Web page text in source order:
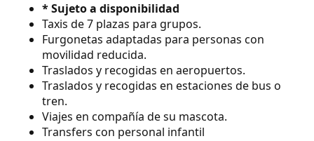
* Sujeto a disponibilidad
Taxis de 7 plazas para grupos.
Furgonetas adaptadas para personas con
movilidad reducida.
Traslados y recogidas en aeropuertos.
Traslados y recogidas en estaciones de bus o
tren.
Viajes en compañía de su mascota.
Transfers con personal infantil